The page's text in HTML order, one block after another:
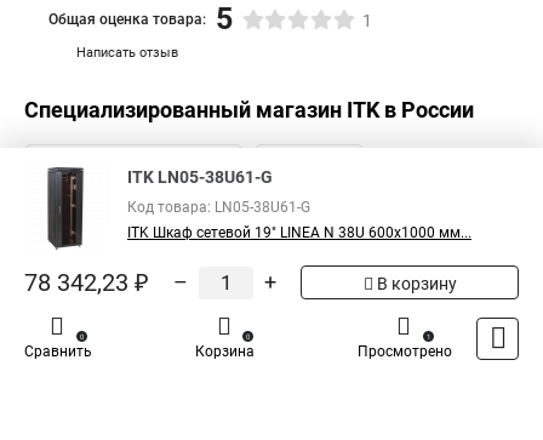
Написать отзыв
Общая оценка товара: 5 1
Специализированный магазин ITKв России
ITK LN05-38U61-G
Код товара: LN05-38U61-G
ITK Шкаф сетевой 19" LINEA N 38U 600х1000 мм...
78 342,23 ₽ – + В корзину
Сравнить
0
Корзина
0
Просмотрено
1